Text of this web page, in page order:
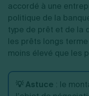
accordé à une
politique de la
type de prêt et de la
les prêts longs terme
moins élevé que les
💡 Astuce : le